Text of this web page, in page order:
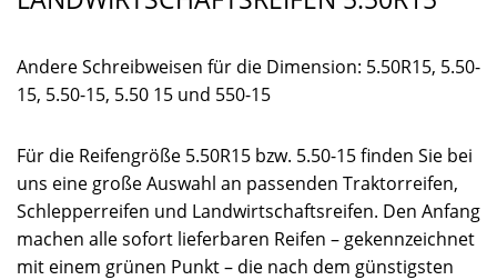
Andere Schreibweisen für die Dimension: 5.50R15, 5.50-
15, 5.50-15, 5.50 15 und 550-15
Für die Reifengröße 5.50R15 bzw. 5.50-15 finden Sie bei
uns eine große Auswahl an passenden Traktorreifen,
Schlepperreifen und Landwirtschaftsreifen. Den Anfang
machen alle sofort lieferbaren Reifen – gekennzeichnet
mit einem grünen Punkt – die nach dem günstigsten